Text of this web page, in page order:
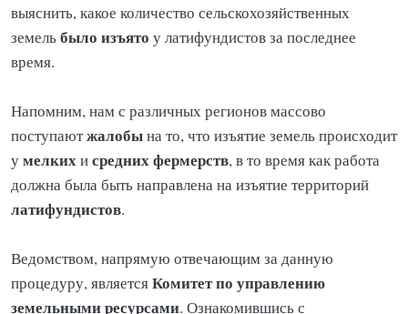
выяснить, какое количество сельскохозяйственных
земельбыло изъято у латифундистов за последнее
время.
Напомним, нам с различных регионов массово
поступаютжалобына то, что изъятие земель происходит
умелкихисредних фермерств, в то время как работа
должна была быть направлена на изъятие территорий
латифундистов.
Ведомством, напрямую отвечающим за данную
процедуру, являетсяКомитет по управлению
земельными ресурсами. Ознакомившись с